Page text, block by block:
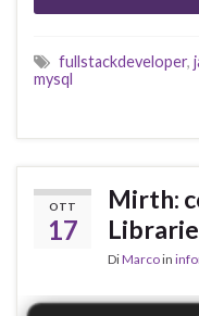
fullstackdeveloper,
mysql
OTT
17
Mirth:
DiMarcoin